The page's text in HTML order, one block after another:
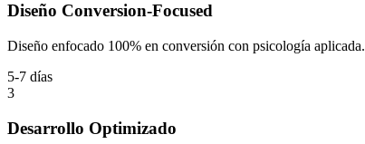
Diseño Conversion-Focused
Diseño enfocado 100% en conversión con psicología aplicada.
5-7 días
3
Desarrollo Optimizado